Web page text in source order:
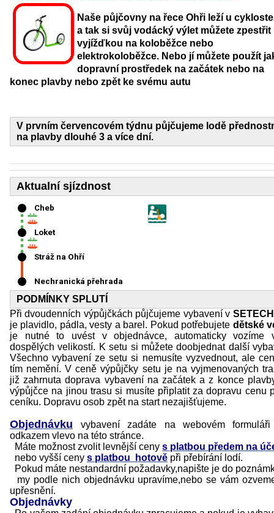
Naše půjčovny na řece Ohři leží u
a tak si svůj vodácký výlet můžete zpestřit
vyjížďkou na koloběžce nebo
elektrokoloběžce. Nebo jí můžete použít
dopravní prostředek na začátek nebo na
konec plavby nebo zpět ke svému autu
V prvním červencovém týdnu půjčujeme lodě
na plavby dlouhé 3 a více dní.
Aktualní sjízdnost
PODMÍNKY SPLUTÍ
Při dvoudenních výpůjčkách půjčujeme vybavení v SETECH
je plavidlo, pádla, vesty a barel. Pokud potřebujete dětské
je nutné to uvést v objednávce, automaticky vozíme
dospělých velikostí. K setu si můžete doobjednat další
Všechno vybavení ze setu si nemusíte vyzvednout, ale
tím nemění. V ceně výpůjčky setu je na vyjmenovaných
již zahrnuta doprava vybavení na začátek a z konce
výpůjčce na jinou trasu si musíte připlatit za dopravu cenu
ceníku. Dopravu osob zpět na start nezajišťujeme.
Objednávku
vybavení zadáte na webovém
odkazem vlevo na této stránce.
Máte možnost zvolit levnější ceny s platbou předem na
nebo vyšší ceny s platbou hotově při přebírání lodí.
Pokud máte nestandardní požadavky,napište je do
my podle nich objednávku upravíme,nebo se vám
upřesnění.
Objednávky